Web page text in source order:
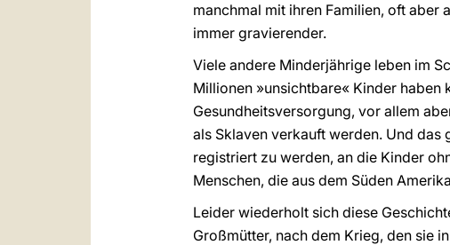
manchmal mit ihren Familien, oft aber
immer gravierender.
Viele andere Minderjährige leben im
Millionen »unsichtbare« Kinder haben
Gesundheitsversorgung, vor allem
als Sklaven verkauft werden. Und das
registriert zu werden, an die Kinder
Menschen, die aus dem Süden
Leider wiederholt sich diese
Großmütter, nach dem Krieg, den sie